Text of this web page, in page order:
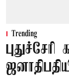
Trending